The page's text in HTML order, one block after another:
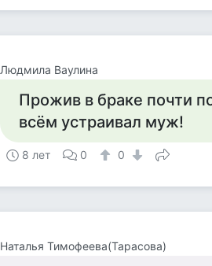
Людмила Ваулина
Прожив в браке почти
всём устраивал муж!
8 лет 0 0
Наталья Тимофеева(Тарасова)